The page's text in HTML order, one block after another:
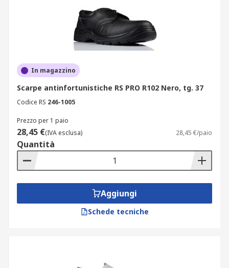
In magazzino
Scarpe antinfortunistiche RS PRO R102 Nero, tg. 37
Codice RS 246-1005
Prezzo per 1 paio
28,45 €(IVA esclusa) 28,45 €/paio
Quantità
Aggiungi
Schede tecniche